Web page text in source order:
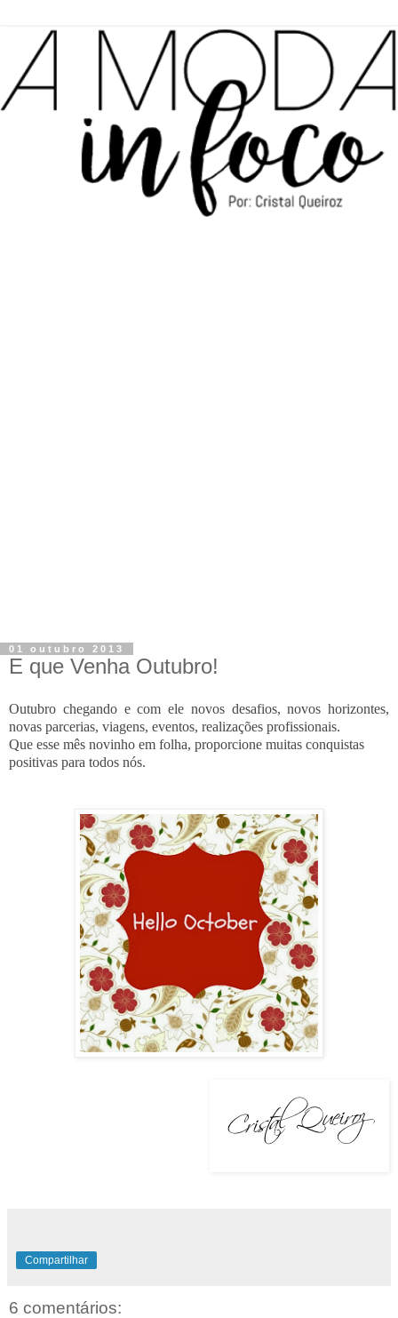
01 outubro 2013
E que Venha Outubro!
Outubro chegando e com ele novos desafios, novos horizontes,
novas parcerias, viagens, eventos, realizações profissionais.
Que esse mês novinho em folha, proporcione muitas conquistas
positivas para todos nós.
Compartilhar
6 comentários: